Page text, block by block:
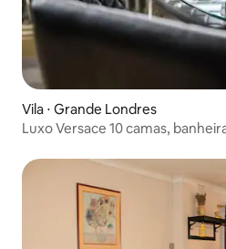
Vila ⋅ Grande Londres
Luxo Versace 10 camas,